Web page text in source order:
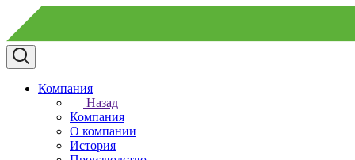
Компания
Назад
Компания
О компании
История